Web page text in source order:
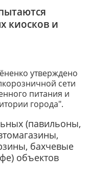
киосков и
утверждено
сети
питания и
города".
(павильоны,
бахчевые
объектов